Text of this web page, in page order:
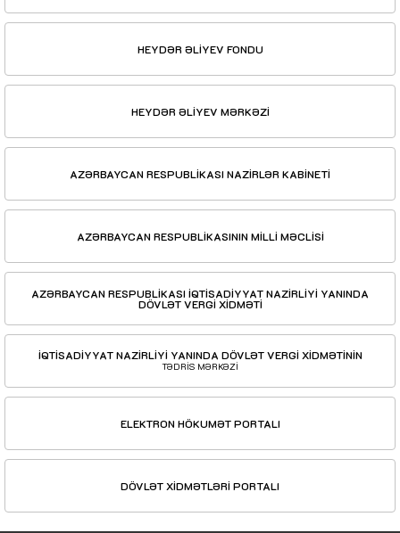
HEYDƏR ƏLİYEV FONDU
HEYDƏR ƏLİYEV MƏRKƏZİ
AZƏRBAYCAN RESPUBLİKASI NAZİRLƏR KABİNETİ
AZƏRBAYCAN RESPUBLİKASININ MİLLİ MƏCLİSİ
AZƏRBAYCAN RESPUBLİKASI İQTİSADİYYAT NAZİRLİYİ YANINDA
DÖVLƏT VERGİ XİDMƏTİ
İQTİSADİYYAT NAZİRLİYİ YANINDA DÖVLƏT VERGİ XİDMƏTİNİN
TƏDRİS MƏRKƏZİ
ELEKTRON HÖKUMƏT PORTALI
DÖVLƏT XİDMƏTLƏRİ PORTALI